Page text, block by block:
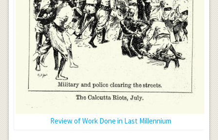
Review of Work Done in Last Millennium